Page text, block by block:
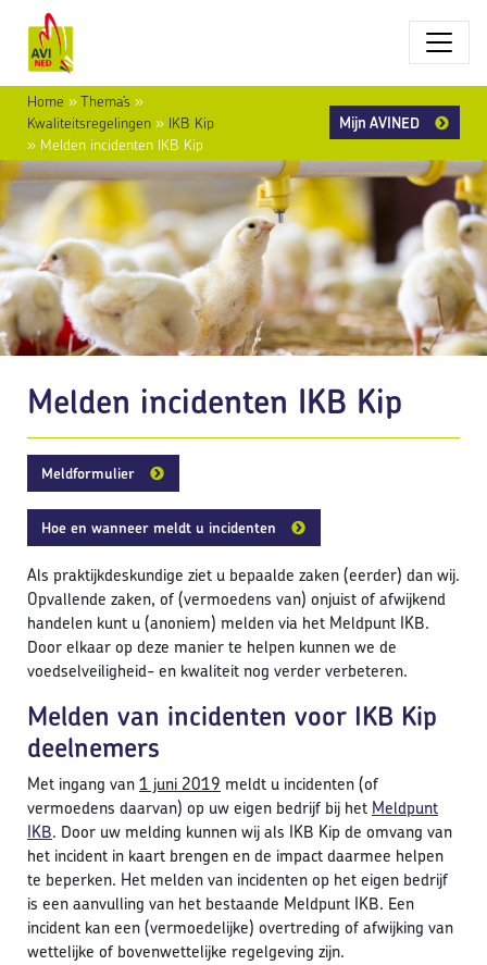
Home »Thema’s »
Kwaliteitsregelingen » IKB Kip
» Melden incidenten IKB Kip
Mijn AVINED
Melden incidenten IKB Kip
Meldformulier
Hoe en wanneer meldt u incidenten
Als praktijkdeskundige ziet u bepaalde zaken (eerder) dan wij.
Opvallende zaken, of (vermoedens van) onjuist of afwijkend
handelen kunt u (anoniem) melden via het Meldpunt IKB.
Door elkaar op deze manier te helpen kunnen we de
voedselveiligheid- en kwaliteit nog verder verbeteren.
Melden van incidenten voor IKB Kip
deelnemers
Met ingang van1 juni 2019 meldt u incidenten (of
vermoedens daarvan) op uw eigen bedrijf bij het Meldpunt
IKB. Door uw melding kunnen wij als IKB Kip de omvang van
het incident in kaart brengen en de impact daarmee helpen
te beperken. Het melden van incidenten op het eigen bedrijf
is een aanvulling van het bestaande Meldpunt IKB. Een
incident kan een (vermoedelijke) overtreding of afwijking van
wettelijke of bovenwettelijke regelgeving zijn.